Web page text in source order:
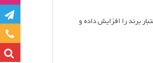
برند را افزایش داده و